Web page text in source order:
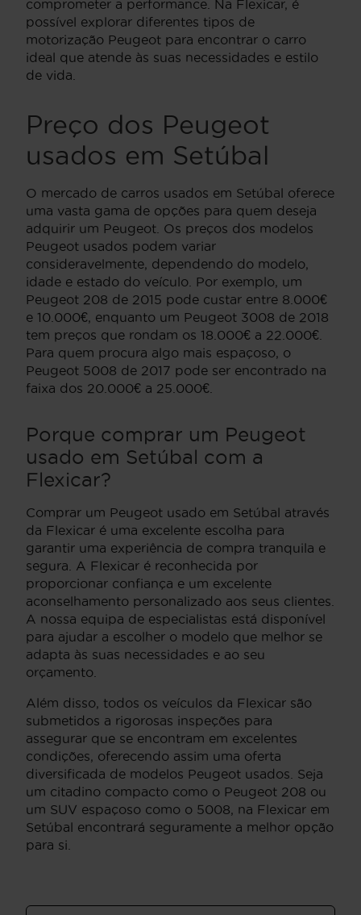
comprometer a performance. Na Flexicar, é
possível explorar diferentes tipos de
motorização Peugeot para encontrar o carro
ideal que atende às suas necessidades e estilo
de vida.
Preço dos Peugeot
usados em Setúbal
O mercado de carros usados em Setúbal oferece
uma vasta gama de opções para quem deseja
adquirir um Peugeot. Os preços dos modelos
Peugeot usados podem variar
consideravelmente, dependendo do modelo,
idade e estado do veículo. Por exemplo, um
Peugeot 208 de 2015 pode custar entre 8.000€
e 10.000€, enquanto um Peugeot 3008 de 2018
tem preços que rondam os 18.000€ a 22.000€.
Para quem procura algo mais espaçoso, o
Peugeot 5008 de 2017 pode ser encontrado na
faixa dos 20.000€ a 25.000€.
Porque comprar um Peugeot
usado em Setúbal com a
Flexicar?
Comprar um Peugeot usado em Setúbal através
da Flexicar é uma excelente escolha para
garantir uma experiência de compra tranquila e
segura. A Flexicar é reconhecida por
proporcionar confiança e um excelente
aconselhamento personalizado aos seus clientes.
A nossa equipa de especialistas está disponível
para ajudar a escolher o modelo que melhor se
adapta às suas necessidades e ao seu
orçamento.
Além disso, todos os veículos da Flexicar são
submetidos a rigorosas inspeções para
assegurar que se encontram em excelentes
condições, oferecendo assim uma oferta
diversificada de modelos Peugeot usados. Seja
um citadino compacto como o Peugeot 208 ou
um SUV espaçoso como o 5008, na Flexicar em
Setúbal encontrará seguramente a melhor opção
para si.